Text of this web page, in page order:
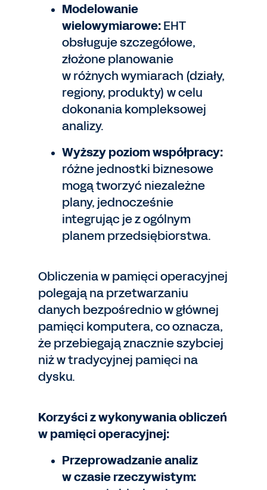
Modelowanie
wielowymiarowe:EHT
obsługuje szczegółowe,
złożone planowanie
w różnych wymiarach (działy,
regiony, produkty) w celu
dokonania kompleksowej
analizy.
Wyższy poziom współpracy:
różne jednostki biznesowe
mogą tworzyć niezależne
plany, jednocześnie
integrując je z ogólnym
planem przedsiębiorstwa.
Obliczenia w pamięci operacyjnej
polegają na przetwarzaniu
danych bezpośrednio w głównej
pamięci komputera, co oznacza,
że przebiegają znacznie szybciej
niż w tradycyjnej pamięci na
dysku.
Korzyści z wykonywania obliczeń
w pamięci operacyjnej:
Przeprowadzanie analiz
w czasie rzeczywistym: